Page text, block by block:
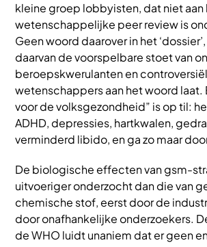
kleine groep lobbyisten, dat niet aan
wetenschappelijke peer review is
Geen woord daarover in het
daarvan de voorspelbare stoet van
beroepskwerulanten en
wetenschappers aan het woord laat.
voor de volksgezondheid” is op til:
ADHD, depressies, hartkwalen,
verminderd libido, en ga zo maar
De biologische effecten van gsm-
uitvoeriger onderzocht dan die van
chemische stof, eerst door de
door onafhankelijke onderzoekers.
de WHO luidt unaniem dat er geen